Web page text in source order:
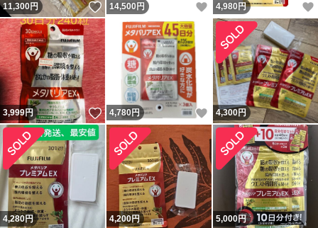
11,300円 いいね！
14,500 円 いいね！
4,980 円
3,999円 いいね！
4,780円 いいね！
4,300円
4,280円 4,200円 5,000円